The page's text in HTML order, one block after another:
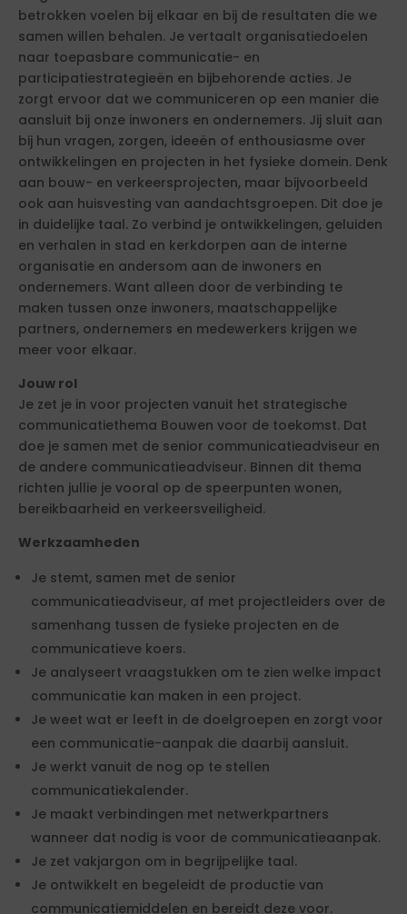
betrokken voelen bij elkaar en bij de resultaten die we
samen willen behalen. Je vertaalt organisatiedoelen
naar toepasbare communicatie- en
participatiestrategieën en bijbehorende acties. Je
zorgt ervoor dat we communiceren op een manier die
aansluit bij onze inwoners en ondernemers. Jij sluit aan
bij hun vragen, zorgen, ideeën of enthousiasme over
ontwikkelingen en projecten in het fysieke domein. Denk
aan bouw- en verkeersprojecten, maar bijvoorbeeld
ook aan huisvesting van aandachtsgroepen. Dit doe je
in duidelijke taal. Zo verbind je ontwikkelingen, geluiden
en verhalen in stad en kerkdorpen aan de interne
organisatie en andersom aan de inwoners en
ondernemers. Want alleen door de verbinding te
maken tussen onze inwoners, maatschappelijke
partners, ondernemers en medewerkers krijgen we
meer voor elkaar.
Jouw rol
Je zet je in voor projecten vanuit het strategische
communicatiethema Bouwen voor de toekomst. Dat
doe je samen met de senior communicatieadviseur en
de andere communicatieadviseur. Binnen dit thema
richten jullie je vooral op de speerpunten wonen,
bereikbaarheid en verkeersveiligheid.
Werkzaamheden
Je stemt, samen met de senior
communicatieadviseur, af met projectleiders over de
samenhang tussen de fysieke projecten en de
communicatieve koers.
Je analyseert vraagstukken om te zien welke impact
communicatie kan maken in een project.
Je weet wat er leeft in de doelgroepen en zorgt voor
een communicatie-aanpak die daarbij aansluit.
Je werkt vanuit de nog op te stellen
communicatiekalender.
Je maakt verbindingen met netwerkpartners
wanneer dat nodig is voor de communicatieaanpak.
Je zet vakjargon om in begrijpelijke taal.
Je ontwikkelt en begeleidt de productie van
communicatiemiddelen en bereidt deze voor.